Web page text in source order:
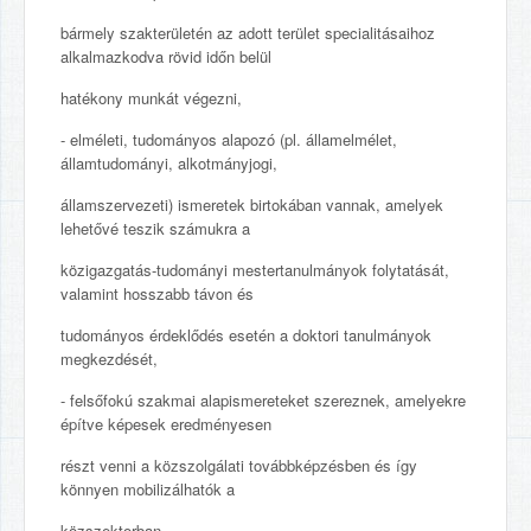
bármely szakterületén az adott terület specialitásaihoz
alkalmazkodva rövid időn belül
hatékony munkát végezni,
- elméleti, tudományos alapozó (pl. államelmélet,
államtudományi, alkotmányjogi,
államszervezeti) ismeretek birtokában vannak, amelyek
lehetővé teszik számukra a
közigazgatás-tudományi mestertanulmányok folytatását,
valamint hosszabb távon és
tudományos érdeklődés esetén a doktori tanulmányok
megkezdését,
- felsőfokú szakmai alapismereteket szereznek, amelyekre
építve képesek eredményesen
részt venni a közszolgálati továbbképzésben és így
könnyen mobilizálhatók a